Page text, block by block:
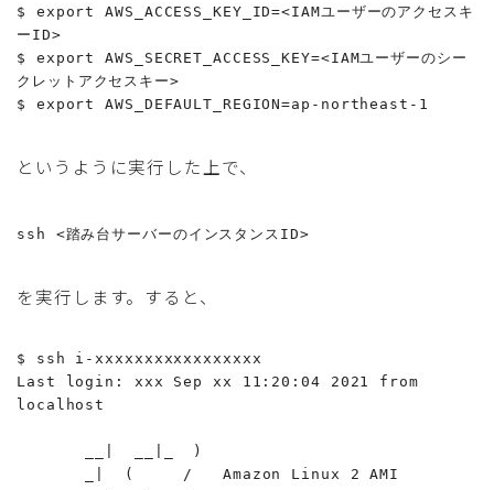
$ export AWS_ACCESS_KEY_ID=<IAMユーザーのアクセスキ
ーID>
$ export AWS_SECRET_ACCESS_KEY=<IAMユーザーのシー
クレットアクセスキー>
というように実行した上で、
ssh <踏み台サーバーのインスタンスID>
を実行します。すると、
$ ssh i-xxxxxxxxxxxxxxxxx
Last login: xxx Sep xx 11:20:04 2021 from
localhost